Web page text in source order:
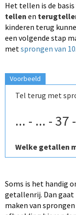
Het tellen is de
tellen en
kinderen terug
een volgende stap
metsprongen van 10.
Voorbeeld
Tel terug met
... - ... - 37
Welke getallen
Soms is het handig
getallenrij. Dan
maken van